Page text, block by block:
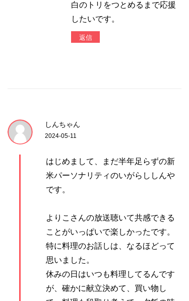
白のトリをつとめるまで応援
したいです。
返信
しんちゃん
2024-05-11
はじめまして、まだ半年足らずの新
米パーソナリティのいがらししんや
です。
よりこさんの放送聴いて共感できる
ことがいっぱいで楽しかったです。
特に料理のお話しは、なるほどって
思いました。
休みの日はいつも料理してるんです
が、確かに献立決めて、買い物し